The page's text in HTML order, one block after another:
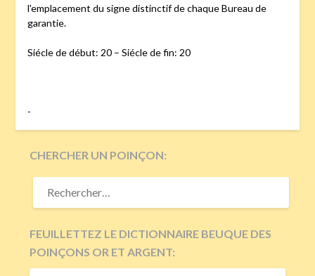
l'emplacement du signe distinctif de chaque Bureau de
garantie.
Siécle de début: 20 – Siécle de fin: 20
-
CHERCHER UN POINÇON:
RECHERCHER :
FEUILLETTEZ LE DICTIONNAIRE BEUQUE DES
POINÇONS OR ET ARGENT: